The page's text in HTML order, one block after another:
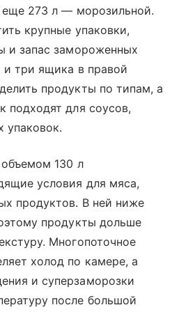
еще 273 л — морозильной.
крупные упаковки,
и запас замороженных
и три ящика в правой
продукты по типам, а
подходят для соусов,
упаковок.
130 л
условия для мяса,
продуктов. В ней ниже
продукты дольше
Многопоточное
холод по камере, а
и суперзаморозки
после большой